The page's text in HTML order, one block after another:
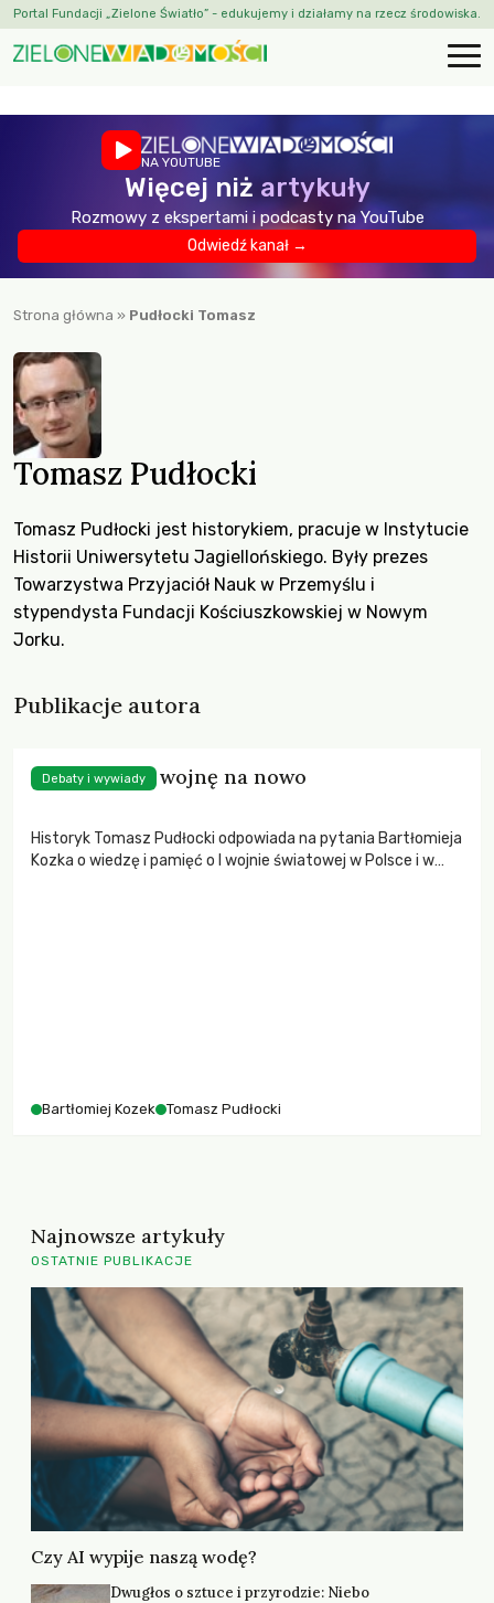
Portal Fundacji „Zielone Światło” - edukujemy i działamy na rzecz środowiska.
NA YOUTUBE
Więcej niż artykuły
Rozmowy z ekspertami i podcasty na YouTube
Odwiedź kanał →
Strona główna » Pudłocki Tomasz
Tomasz Pudłocki
Tomasz Pudłocki jest historykiem, pracuje w Instytucie
Historii Uniwersytetu Jagiellońskiego. Były prezes
Towarzystwa Przyjaciół Nauk w Przemyślu i
stypendysta Fundacji Kościuszkowskiej w Nowym
Jorku.
Publikacje autora
Opowiedzieć wojnę na nowo
Historyk Tomasz Pudłocki odpowiada na pytania Bartłomieja
Kozka o wiedzę i pamięć o I wojnie światowej w Polsce i w
Bartłomiej Kozek Tomasz Pudłocki
Debaty i wywiady
Najnowsze artykuły
OSTATNIE PUBLIKACJE
Czy AI wypije naszą wodę?
Dwugłos o sztuce i przyrodzie: Niebo